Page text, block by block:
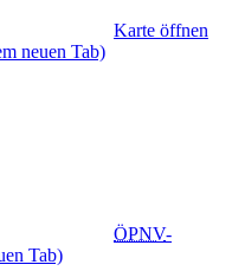
Karte öffnen
neuen Tab)
ÖPNV-
Tab)